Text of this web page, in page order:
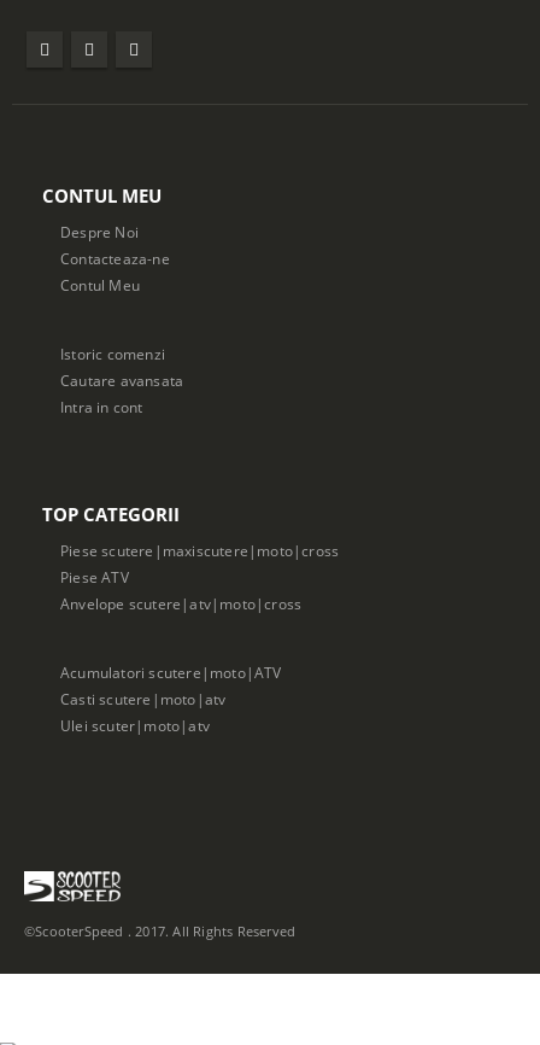
CONTUL MEU
Despre Noi
Contacteaza-ne
Contul Meu
Istoric comenzi
Cautare avansata
Intra in cont
TOP CATEGORII
Piese scutere|maxiscutere|moto|cross
Piese ATV
Anvelope scutere|atv|moto|cross
Acumulatori scutere|moto|ATV
Casti scutere|moto|atv
Ulei scuter|moto|atv
©ScooterSpeed . 2017. All Rights Reserved